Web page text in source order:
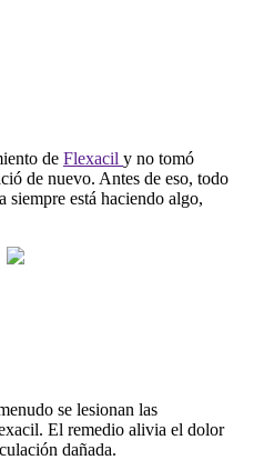
de Flexacil y no tomó
de nuevo. Antes de eso, todo
siempre está haciendo algo,
se lesionan las
El remedio alivia el dolor
dañada.